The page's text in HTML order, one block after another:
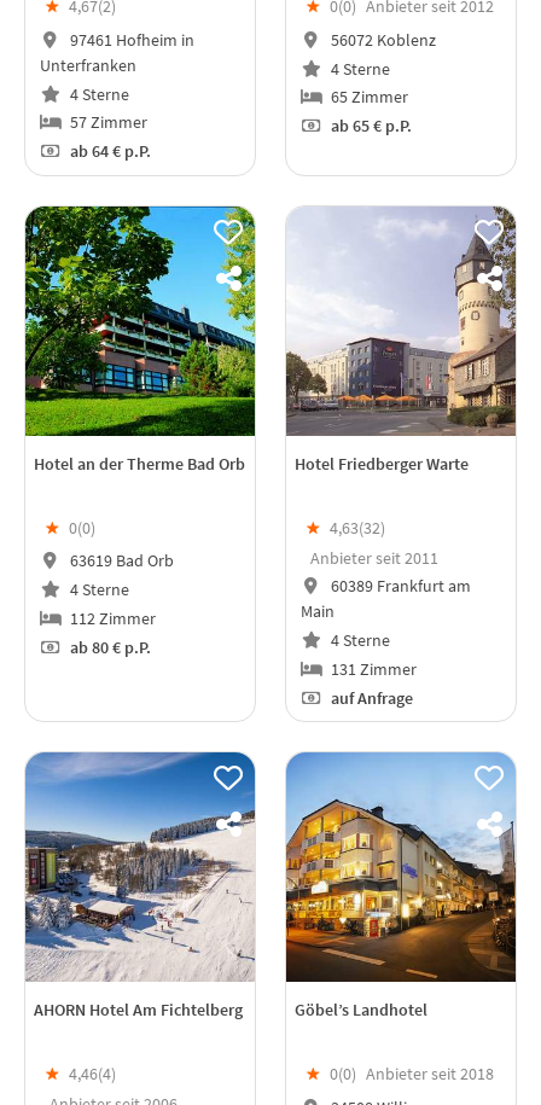
★ 4,67(2)
97461 Hofheim in
Unterfranken
4 Sterne
57 Zimmer
ab64 € p.P.
★ 0(0) Anbieter seit 2012
56072 Koblenz
4 Sterne
65 Zimmer
ab65 € p.P.
Hotel an der Therme Bad Orb
★ 0(0)
63619 Bad Orb
4 Sterne
112 Zimmer
ab80 € p.P.
Hotel Friedberger Warte
★ 4,63(32)
Anbieter seit 2011
60389 Frankfurt am
Main
4 Sterne
131 Zimmer
auf Anfrage
AHORN Hotel Am Fichtelberg
★ 4,46(4)
Göbel’s Landhotel
★ 0(0) Anbieter seit 2018